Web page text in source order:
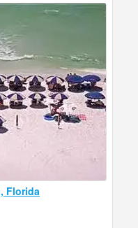
Florida